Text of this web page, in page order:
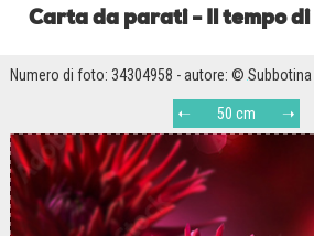
Carta da parati - Il tempo
Numero di foto: 34304958 - autore: © Subbotina
50 cm